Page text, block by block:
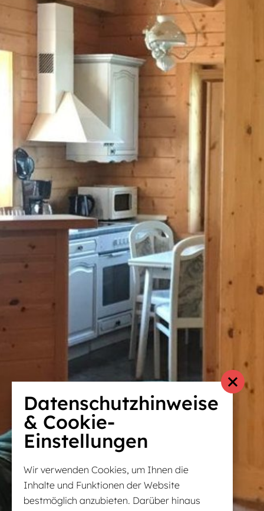
Datenschutzhinweise
& Cookie-
Einstellungen
Wir verwenden Cookies, um Ihnen die
Inhalte und Funktionen der Website
bestmöglich anzubieten. Darüber hinaus